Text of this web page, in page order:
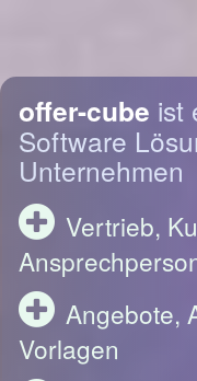
offer-cube ist
Software
Unternehmen
Vertrieb,
Angebote,
Vorlagen